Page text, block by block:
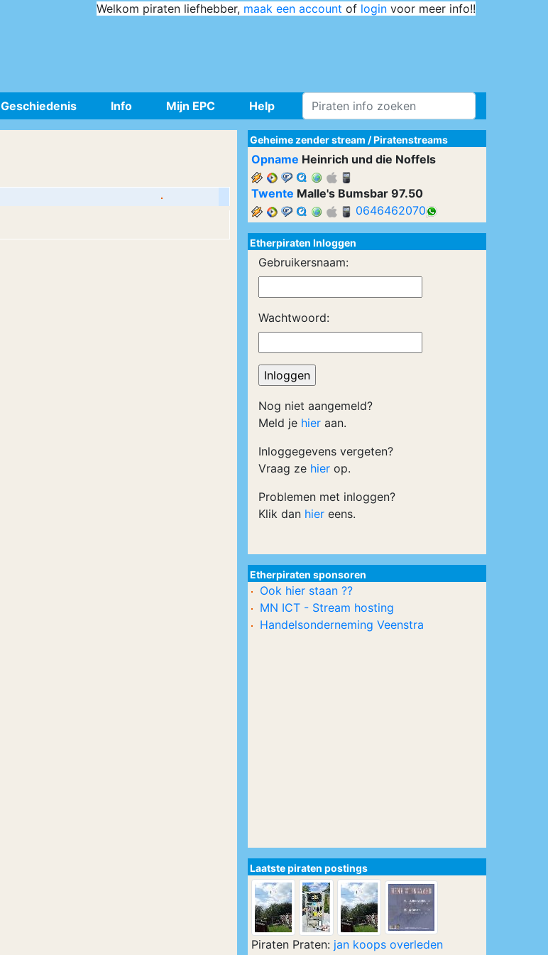
Welkom piraten liefhebber, maak een account of login voor meer info!!
Geschiedenis Info Mijn EPC Help
Geheime zender stream /Piratenstreams
Opname Heinrich und die Noffels
Twente Malle's Bumsbar 97.50
0646462070
Etherpiraten Inloggen
Gebruikersnaam:
Wachtwoord:
Nog niet aangemeld?
Meld je hier aan.
Inloggegevens vergeten?
Vraag ze hier op.
Problemen met inloggen?
Klik dan hier eens.
Etherpiraten sponsoren
Ook hier staan ??
MN ICT - Stream hosting
Handelsonderneming Veenstra
Laatste piraten postings
Piraten Praten: jan koops overleden